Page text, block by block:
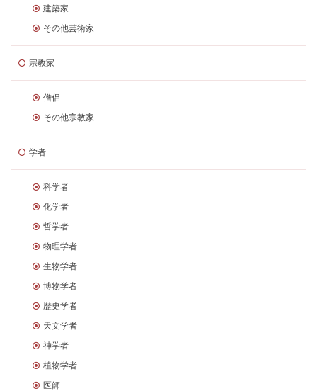
建築家
その他芸術家
宗教家
僧侶
その他宗教家
学者
科学者
化学者
哲学者
物理学者
生物学者
博物学者
歴史学者
天文学者
神学者
植物学者
医師